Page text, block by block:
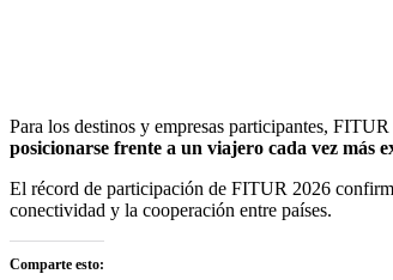
Para los destinos y empresas participantes,
posicionarse frente a un viajero cada vez más
El récord de participación de FITUR 2026
conectividad y la cooperación entre países.
Comparte esto: